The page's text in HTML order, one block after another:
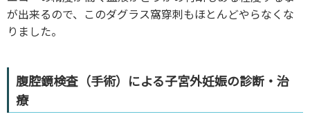
が出来るので、このダグラス窩穿刺もほとんどやらなくな
りました。
腹腔鏡検査（手術）による子宮外妊娠の診断・治
療